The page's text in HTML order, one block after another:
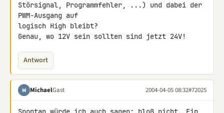
Störsignal, Programmfehler, ...) und dabei der
PWM-Ausgang auf
logisch High bleibt?
Genau, wo 12V sein sollten sind jetzt 24V!
Antwort
M MichaelGast 2004-04-05 08:32#72025